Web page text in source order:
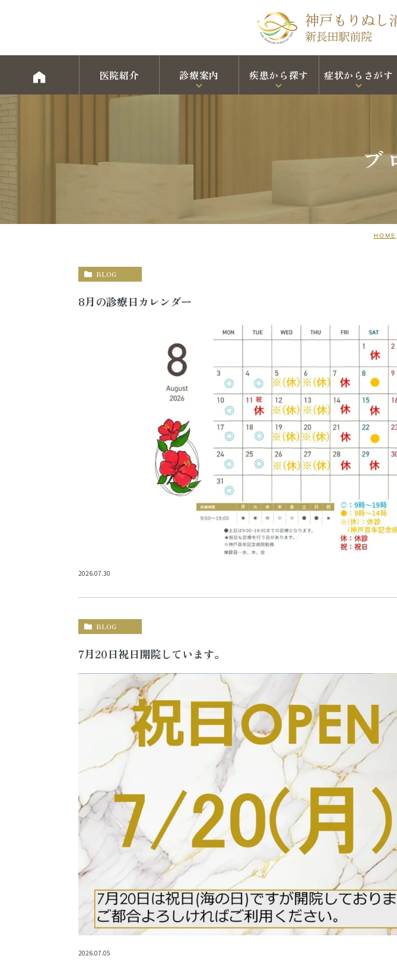
医院紹介 診療案内 疾患から探す 症状からさがす
ブ
HOME
BLOG
8月の診療日カレンダー
2026.07.30
BLOG
7月20日祝日開院しています。
2026.07.05